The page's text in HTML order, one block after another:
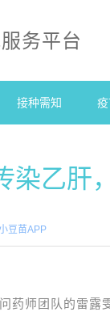
务平台
接种需知
染乙肝
豆苗APP
药师团队的雷